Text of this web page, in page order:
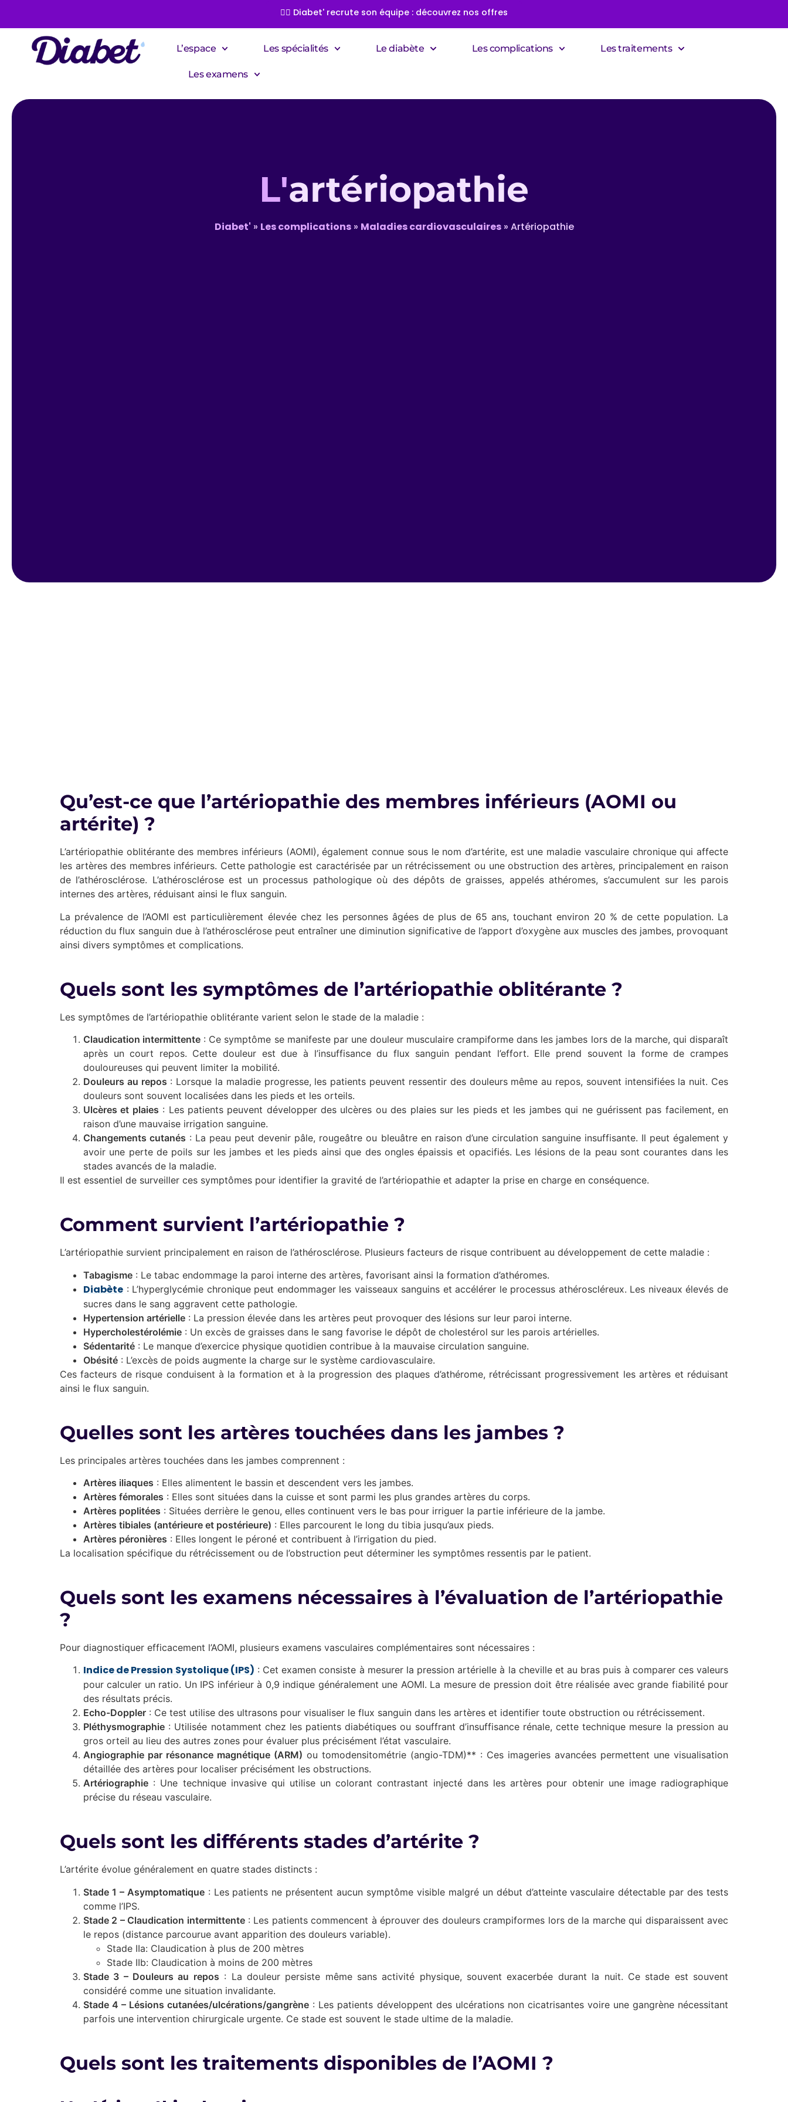
👩‍⚕️ Diabet' recrute son équipe : découvrez nos offres
L’espace Les spécialités Le diabète Les complications Les traitements
Les examens
L'artériopathie
Diabet' » Les complications» Maladies cardiovasculaires» Artériopathie
Qu’est-ce que l’artériopathie des membres inférieurs (AOMI ou
artérite) ?
L’artériopathie oblitérante des membres inférieurs (AOMI), également connue sous le nom d’artérite, est une maladie vasculaire chronique qui affecte
les artères des membres inférieurs. Cette pathologie est caractérisée par un rétrécissement ou une obstruction des artères, principalement en raison
de l’athérosclérose. L’athérosclérose est un processus pathologique où des dépôts de graisses, appelés athéromes, s’accumulent sur les parois
internes des artères, réduisant ainsi le flux sanguin.
La prévalence de l’AOMI est particulièrement élevée chez les personnes âgées de plus de 65 ans, touchant environ 20 % de cette population. La
réduction du flux sanguin due à l’athérosclérose peut entraîner une diminution significative de l’apport d’oxygène aux muscles des jambes, provoquant
ainsi divers symptômes et complications.
Quels sont les symptômes de l’artériopathie oblitérante ?
Les symptômes de l’artériopathie oblitérante varient selon le stade de la maladie :
Claudication intermittente : Ce symptôme se manifeste par une douleur musculaire crampiforme dans les jambes lors de la marche, qui disparaît
après un court repos. Cette douleur est due à l’insuffisance du flux sanguin pendant l’effort. Elle prend souvent la forme de crampes
douloureuses qui peuvent limiter la mobilité.
Douleurs au repos : Lorsque la maladie progresse, les patients peuvent ressentir des douleurs même au repos, souvent intensifiées la nuit. Ces
douleurs sont souvent localisées dans les pieds et les orteils.
Ulcères et plaies : Les patients peuvent développer des ulcères ou des plaies sur les pieds et les jambes qui ne guérissent pas facilement, en
raison d’une mauvaise irrigation sanguine.
Changements cutanés : La peau peut devenir pâle, rougeâtre ou bleuâtre en raison d’une circulation sanguine insuffisante. Il peut également y
avoir une perte de poils sur les jambes et les pieds ainsi que des ongles épaissis et opacifiés. Les lésions de la peau sont courantes dans les
stades avancés de la maladie.
Il est essentiel de surveiller ces symptômes pour identifier la gravité de l’artériopathie et adapter la prise en charge en conséquence.
Comment survient l’artériopathie ?
L’artériopathie survient principalement en raison de l’athérosclérose. Plusieurs facteurs de risque contribuent au développement de cette maladie :
Tabagisme : Le tabac endommage la paroi interne des artères, favorisant ainsi la formation d’athéromes.
Diabète : L’hyperglycémie chronique peut endommager les vaisseaux sanguins et accélérer le processus athéroscléreux. Les niveaux élevés de
sucres dans le sang aggravent cette pathologie.
Hypertension artérielle : La pression élevée dans les artères peut provoquer des lésions sur leur paroi interne.
Hypercholestérolémie : Un excès de graisses dans le sang favorise le dépôt de cholestérol sur les parois artérielles.
Sédentarité : Le manque d’exercice physique quotidien contribue à la mauvaise circulation sanguine.
Obésité : L’excès de poids augmente la charge sur le système cardiovasculaire.
Ces facteurs de risque conduisent à la formation et à la progression des plaques d’athérome, rétrécissant progressivement les artères et réduisant
ainsi le flux sanguin.
Quelles sont les artères touchées dans les jambes ?
Les principales artères touchées dans les jambes comprennent :
Artères iliaques : Elles alimentent le bassin et descendent vers les jambes.
Artères fémorales : Elles sont situées dans la cuisse et sont parmi les plus grandes artères du corps.
Artères poplitées : Situées derrière le genou, elles continuent vers le bas pour irriguer la partie inférieure de la jambe.
Artères tibiales (antérieure et postérieure) : Elles parcourent le long du tibia jusqu’aux pieds.
Artères péronières : Elles longent le péroné et contribuent à l’irrigation du pied.
La localisation spécifique du rétrécissement ou de l’obstruction peut déterminer les symptômes ressentis par le patient.
Quels sont les examens nécessaires à l’évaluation de l’artériopathie
?
Pour diagnostiquer efficacement l’AOMI, plusieurs examens vasculaires complémentaires sont nécessaires :
Indice de Pression Systolique (IPS) : Cet examen consiste à mesurer la pression artérielle à la cheville et au bras puis à comparer ces valeurs
pour calculer un ratio. Un IPS inférieur à 0,9 indique généralement une AOMI. La mesure de pression doit être réalisée avec grande fiabilité pour
des résultats précis.
Echo-Doppler : Ce test utilise des ultrasons pour visualiser le flux sanguin dans les artères et identifier toute obstruction ou rétrécissement.
Pléthysmographie : Utilisée notamment chez les patients diabétiques ou souffrant d’insuffisance rénale, cette technique mesure la pression au
gros orteil au lieu des autres zones pour évaluer plus précisément l’état vasculaire.
Angiographie par résonance magnétique (ARM) ou tomodensitométrie (angio-TDM)** : Ces imageries avancées permettent une visualisation
détaillée des artères pour localiser précisément les obstructions.
Artériographie : Une technique invasive qui utilise un colorant contrastant injecté dans les artères pour obtenir une image radiographique
précise du réseau vasculaire.
Quels sont les différents stades d’artérite ?
L’artérite évolue généralement en quatre stades distincts :
Stade 1 – Asymptomatique: Les patients ne présentent aucun symptôme visible malgré un début d’atteinte vasculaire détectable par des tests
comme l’IPS.
Stade 2 – Claudication intermittente: Les patients commencent à éprouver des douleurs crampiformes lors de la marche qui disparaissent avec
le repos (distance parcourue avant apparition des douleurs variable).
Stade IIa: Claudication à plus de 200 mètres
Stade IIb: Claudication à moins de 200 mètres
Stade 3 – Douleurs au repos : La douleur persiste même sans activité physique, souvent exacerbée durant la nuit. Ce stade est souvent
considéré comme une situation invalidante.
Stade 4 – Lésions cutanées/ulcérations/gangrène : Les patients développent des ulcérations non cicatrisantes voire une gangrène nécessitant
parfois une intervention chirurgicale urgente. Ce stade est souvent le stade ultime de la maladie.
Quels sont les traitements disponibles de l’AOMI ?